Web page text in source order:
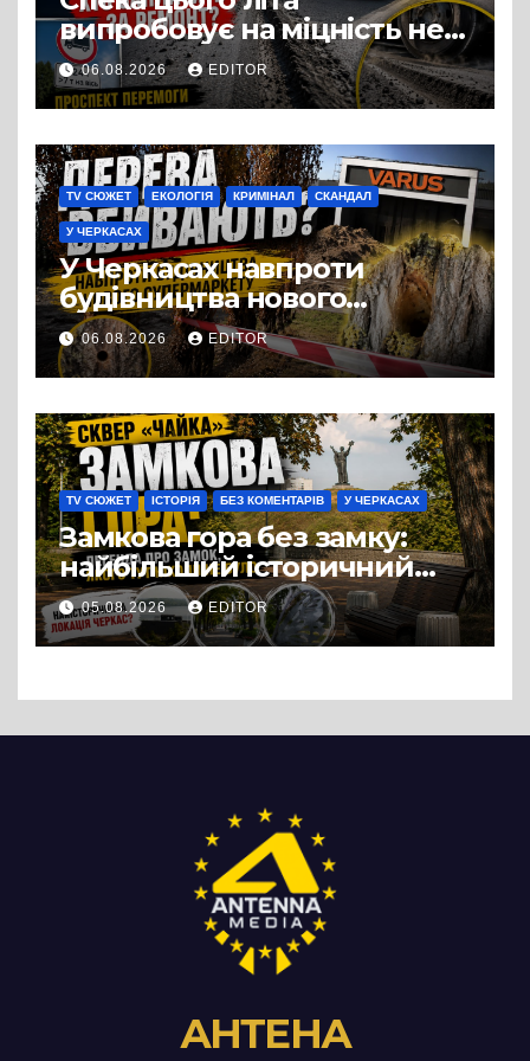
випробовує на міцність не
лише людей, а й дороги
Черкас
06.08.2026 EDITOR
TV СЮЖЕТ ЕКОЛОГІЯ КРИМІНАЛ СКАНДАЛ
У ЧЕРКАСАХ
У Черкасах навпроти
будівництва нового
супермаркету VARUS на
проспекті Перемоги всохли
дерева. І це навряд чи
можна назвати
випадковістю
06.08.2026 EDITOR
TV СЮЖЕТ ІСТОРІЯ БЕЗ КОМЕНТАРІВ У ЧЕРКАСАХ
Замкова гора без замку:
найбільший історичний
міф Черкас
05.08.2026 EDITOR
АНТЕНА